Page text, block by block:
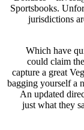
Sportsbooks.
jurisdictions
Which have
could claim
capture a great
bagging yourself a
An updated
just what they